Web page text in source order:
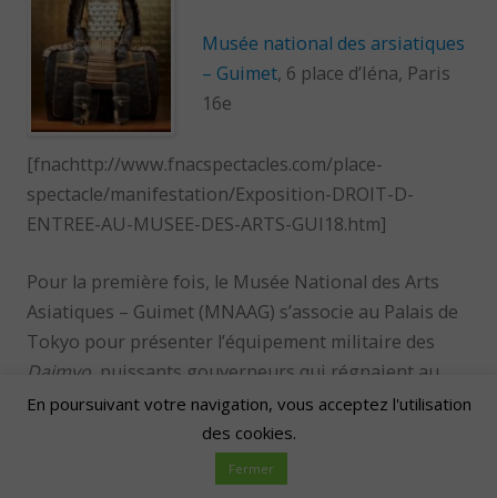
Musée national des arsiatiques
– Guimet, 6 place d’Iéna, Paris
16e
[fnachttp://www.fnacspectacles.com/place-
spectacle/manifestation/Exposition-DROIT-D-
ENTREE-AU-MUSEE-DES-ARTS-GUI18.htm]
Pour la première fois, le Musée National des Arts
Asiatiques – Guimet (MNAAG) s’associe au Palais de
Tokyo pour présenter l’équipement militaire des
Daimyo , puissants gouverneurs qui régnaient au
Japon entre le 12e et le 19e siècle.
En poursuivant votre navigation, vous acceptez l'utilisation
des cookies.
Fermer